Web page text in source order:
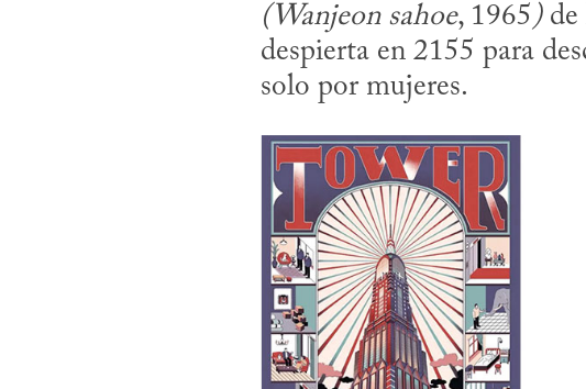
(Wanjeon sahoe, 1965) de
despierta en 2155 para
solo por mujeres.